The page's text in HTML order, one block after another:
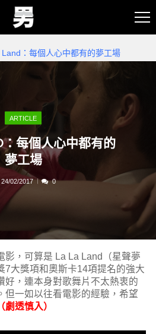
：每個人心中都有的夢工場
ARTICLE
每個人心中都有的
夢工場
24/02/2017 0
影，可算是 La La Land（星聲夢
7大獎項和奧斯卡14項提名的強大
好，連本身對歌舞片不太熱衷的
但一如以往看電影的經驗，希望
（劇透慎入）